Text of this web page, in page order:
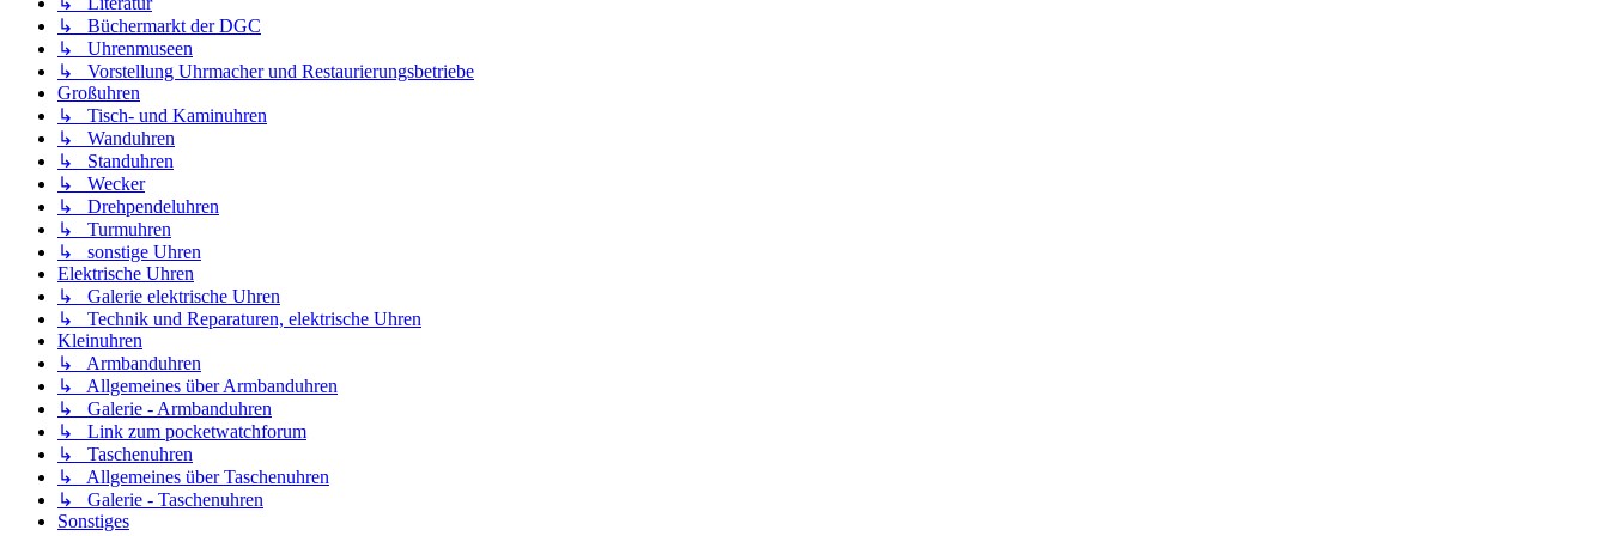
↳ Büchermarkt der DGC
↳ Uhrenmuseen
↳ Vorstellung Uhrmacher und Restaurierungsbetriebe
Großuhren
↳ Tisch- und Kaminuhren
↳ Wanduhren
↳ Standuhren
↳ Wecker
↳ Drehpendeluhren
↳ Turmuhren
↳ sonstige Uhren
Elektrische Uhren
↳ Galerie elektrische Uhren
↳ Technik und Reparaturen, elektrische Uhren
Kleinuhren
↳ Armbanduhren
↳ Allgemeines über Armbanduhren
↳ Galerie - Armbanduhren
↳ Link zum pocketwatchforum
↳ Taschenuhren
↳ Allgemeines über Taschenuhren
↳ Galerie - Taschenuhren
Sonstiges